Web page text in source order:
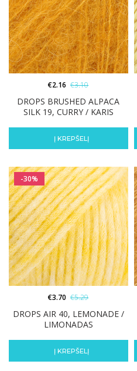
DROPS BRUSHED ALPACA
SILK 19, CURRY / KARIS
€2.16 €3.10
Į KREPŠELĮ
-30%
DROPS AIR 40, LEMONADE /
LIMONADAS
€3.70 €5.29
Į KREPŠELĮ